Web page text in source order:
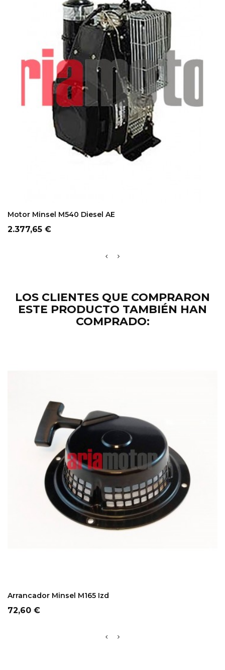
Motor Minsel M540 Diesel AE
Precio
2.377,65 €
LOS CLIENTES QUE COMPRARON
ESTE PRODUCTO TAMBIÉN HAN
COMPRADO:
Arrancador Minsel M165 Izd
Precio
72,60 €